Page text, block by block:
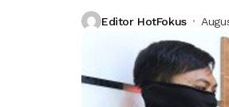
Editor HotFokus